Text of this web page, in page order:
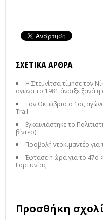
ΣΧΕΤΙΚΆ ΆΡΘΡΑ
Η Στεμνίτσα τίμησε τον
αγώνα το 1981 άνοιξε ξανά
Τον Οκτώβριο ο 1ος
Trail
Εγκαινιάστηκε το
βίντεο)
Προβολή ντοκιμαντέρ για
Έφτασε η ώρα για το 47ο
Γορτυνίας
Προσθήκη